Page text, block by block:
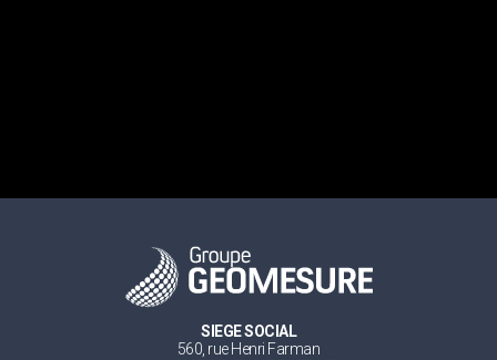
SIEGE SOCIAL
560, rue Henri Farman